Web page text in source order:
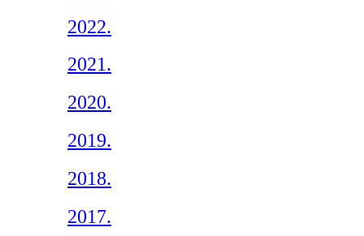
2022.
2021.
2020.
2019.
2018.
2017.